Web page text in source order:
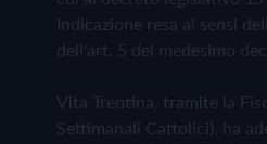
Indicazione resa ai sensi
dell'art. 5 del medesimo
Vita Trentina, tramite la
Settimanali Cattolici), ha